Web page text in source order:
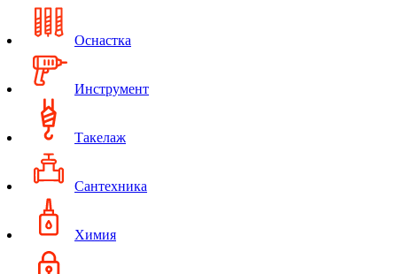
Оснастка
Инструмент
Такелаж
Сантехника
Химия